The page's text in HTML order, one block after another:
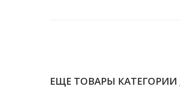
ЕЩЕ ТОВАРЫ КАТЕГОРИИ